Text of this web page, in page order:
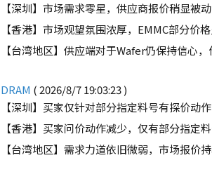
【深圳】市场需求零星，供应商报价稍显被动
DRAM ( 2026/8/7 19:03:23 )